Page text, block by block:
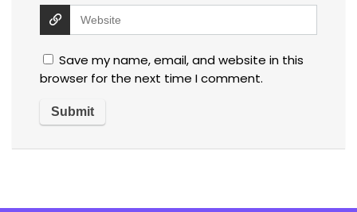
Save my name, email, and website in this
browser for the next time I comment.